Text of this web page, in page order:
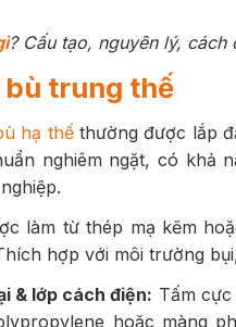
? Cấu tạo, nguyên lý, cách
bù trung thế
hạ thếthường được lắp
nghiêm ngặt, có khả
làm từ thép mạ kẽm
hợp với môi trường
& lớp cách điện: Tấm
hoặc màng